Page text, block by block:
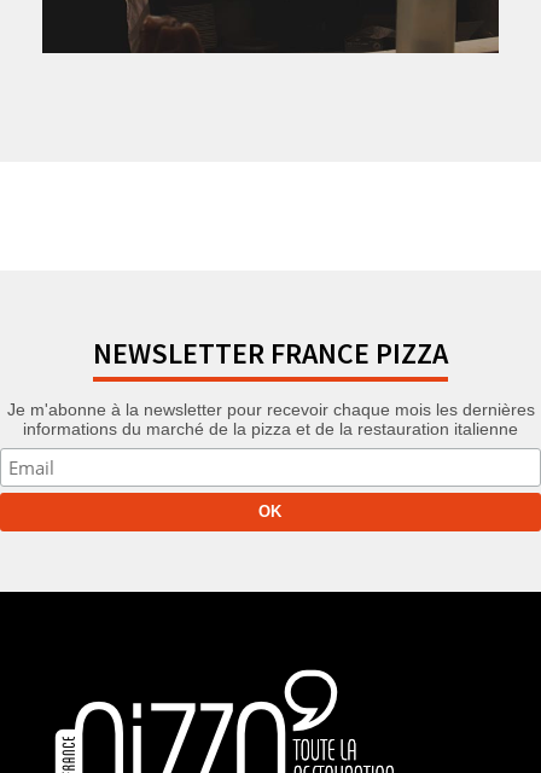
NEWSLETTER FRANCE PIZZA
Je m'abonne à la newsletter pour recevoir chaque mois les dernières
informations du marché de la pizza et de la restauration italienne